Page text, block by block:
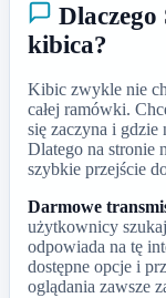
Dlaczego
kibica?
Kibic zwykle nie
całej ramówki.
się zaczyna i gdzie
Dlatego na stronie
szybkie przejście
Darmowe
użytkownicy
odpowiada na tę
dostępne opcje i
oglądania zawsze